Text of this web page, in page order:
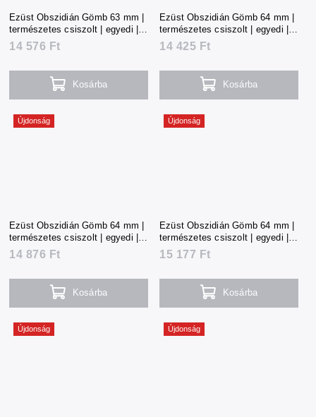
Ezüst Obszidián Gömb 63 mm |
természetes csiszolt | egyedi |
323 g | Mexikó
14 576 Ft
Kosárba
Ezüst Obszidián Gömb 64 mm |
természetes csiszolt | egyedi |
320 g | Mexikó
14 425 Ft
Kosárba
Újdonság
Ezüst Obszidián Gömb 64 mm |
természetes csiszolt | egyedi |
330 g | Mexikó
14 876 Ft
Kosárba
Újdonság
Ezüst Obszidián Gömb 64 mm |
természetes csiszolt | egyedi |
335 g | Mexikó
15 177 Ft
Kosárba
Újdonság Újdonság